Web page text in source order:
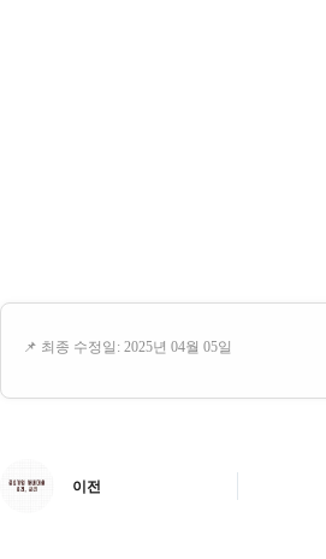
📌 최종 수정일: 2025년 04월 05일
이전